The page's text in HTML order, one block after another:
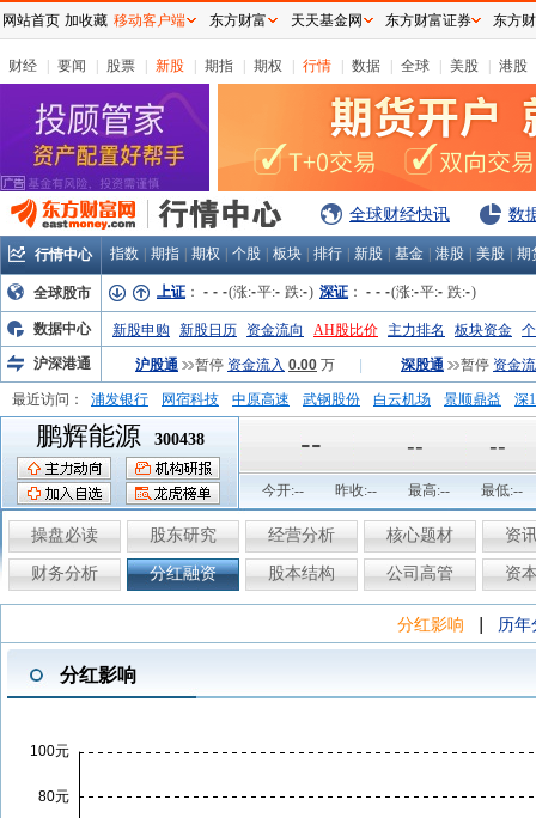
财经 要闻 股票 新股 期指 期权 行情 数据 全球 美股 港股
全球财经快讯 数
行情中心 指数 期指 期权 个股 板块 排行 新股 基金 港股 美股 期
全球股市 上证 ： - - -(涨:-平:- 跌:-) 深证 ： - - -(涨:-平:- 跌:-)
数据中心 新股申购 新股日历 资金流向 AH股比价 主力排名 板块资金
沪深港通
沪股通 暂停 资金流入 0.00 万 深股通 暂停 资金
最近访问： 浦发银行 网宿科技 中原高速 武钢股份 白云机场 景顺鼎益
深
弘业股份
富临运业
鹏辉能源 300438 -- -- --
今开:-- 昨收:-- 最高:-- 最低:--
操盘必读 股东研究 经营分析 核心题材 资
财务分析 分红融资 股本结构 公司高管 资
分红影响 历年
分红影响
网站首页 加收藏 移动客户端 东方财富 天天基金网 东方财富证券 东方